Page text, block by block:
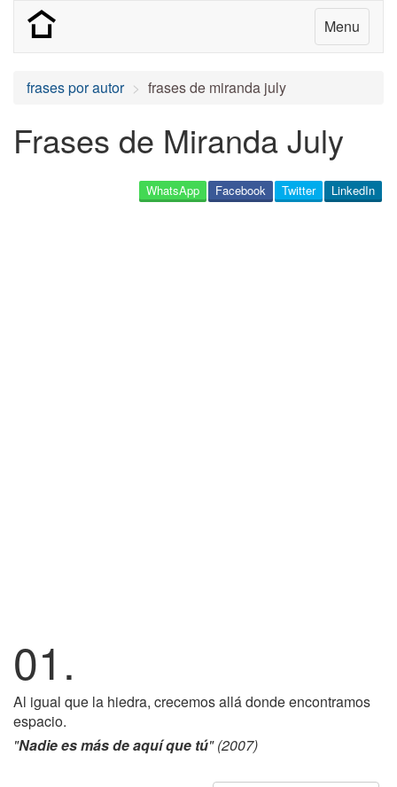
Menu
frases por autor frases de miranda july
Frases de Miranda July
LinkedIn
Twitter
Facebook
WhatsApp
01.
Al igual que la hiedra, crecemos allá donde encontramos
espacio.
"Nadie es más de aquí que tú" (2007)